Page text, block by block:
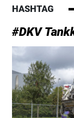
HASHTAG
#DKV